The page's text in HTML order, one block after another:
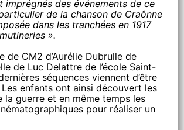
imprégnés des événements de ce
de la chanson de Craônne
dans les tranchées en 1917
».
de CM2 d’Aurélie Dubrulle de
de Luc Delattre de l’école Saint-
séquences viennent d’être
enfants ont ainsi découvert les
la guerre et en même temps les
pour réaliser un